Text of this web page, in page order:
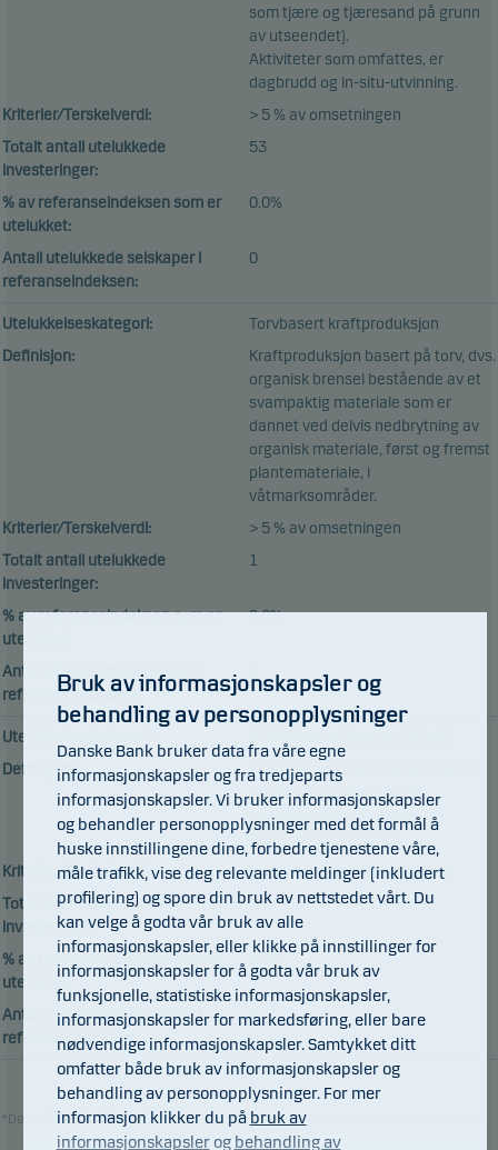
som tjære og tjæresand på grunn
av utseendet).
Aktiviteter som omfattes, er
dagbrudd og in-situ-utvinning.
Kriterier/Terskelverdi:
> 5 % av omsetningen
Totalt antall utelukkede
investeringer:
53
% av referanseindeksen som er
utelukket:
0.0%
Antall utelukkede selskaper i
referanseindeksen:
0
Utelukkelseskategori:
Torvbasert kraftproduksjon
Definisjon:
Kraftproduksjon basert på torv, dvs.
organisk brensel bestående av et
svampaktig materiale som er
dannet ved delvis nedbrytning av
organisk materiale, først og fremst
plantemateriale, i
våtmarksområder.
Kriterier/Terskelverdi:
> 5 % av omsetningen
Totalt antall utelukkede
investeringer:
1
% av referanseindeksen som er
utelukket:
0.0%
Antall utelukkede selskaper i
referanseindeksen:
Utelukkelseskategori:
Definisjon:
Selskaper på utelukkelseslisten til
Norges Bank Investment
Management / Statens
Pensjonsfond Utland.
Kriterier/Terskelverdi:
Vurderes i hvert enkelt tilfelle
Totalt antall utelukkede
investeringer:
180
% av referanseindeksen som er
utelukket:
Antall utelukkede selskaper i
referanseindeksen:
0
*Del av bærekraftsstandarder
Bruk av informasjonskapsler og
behandling av personopplysninger
Danske Bank bruker data fra våre egne
informasjonskapsler og fra tredjeparts
informasjonskapsler. Vi bruker informasjonskapsler
og behandler personopplysninger med det formål å
huske innstillingene dine, forbedre tjenestene våre,
måle trafikk, vise deg relevante meldinger (inkludert
profilering) og spore din bruk av nettstedet vårt. Du
kan velge å godta vår bruk av alle
informasjonskapsler, eller klikke på innstillinger for
informasjonskapsler for å godta vår bruk av
funksjonelle, statistiske informasjonskapsler,
informasjonskapsler for markedsføring, eller bare
nødvendige informasjonskapsler. Samtykket ditt
omfatter både bruk av informasjonskapsler og
behandling av personopplysninger. For mer
informasjon klikker du på bruk av
informasjonskapslerog behandling av